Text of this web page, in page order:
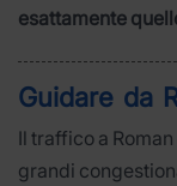
esattamente
Guidare da
Il traffico a
grandi